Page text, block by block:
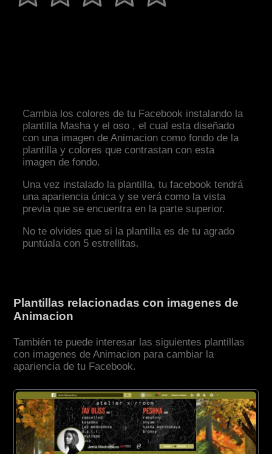
Cambia los colores de tu Facebook instalando la
plantilla Masha y el oso , el cual esta diseñado
con una imagen de Animacion como fondo de la
plantilla y colores que contrastan con esta
imagen de fondo.
Una vez instalado la plantilla, tu facebook tendrá
una apariencia única y se verá como la vista
previa que se encuentra en la parte superior.
No te olvides que si la plantilla es de tu agrado
puntúala con 5 estrellitas.
Plantillas relacionadas con imagenes de
Animacion
También te puede interesar las siguientes plantillas
con imagenes de Animacion para cambiar la
apariencia de tu Facebook.